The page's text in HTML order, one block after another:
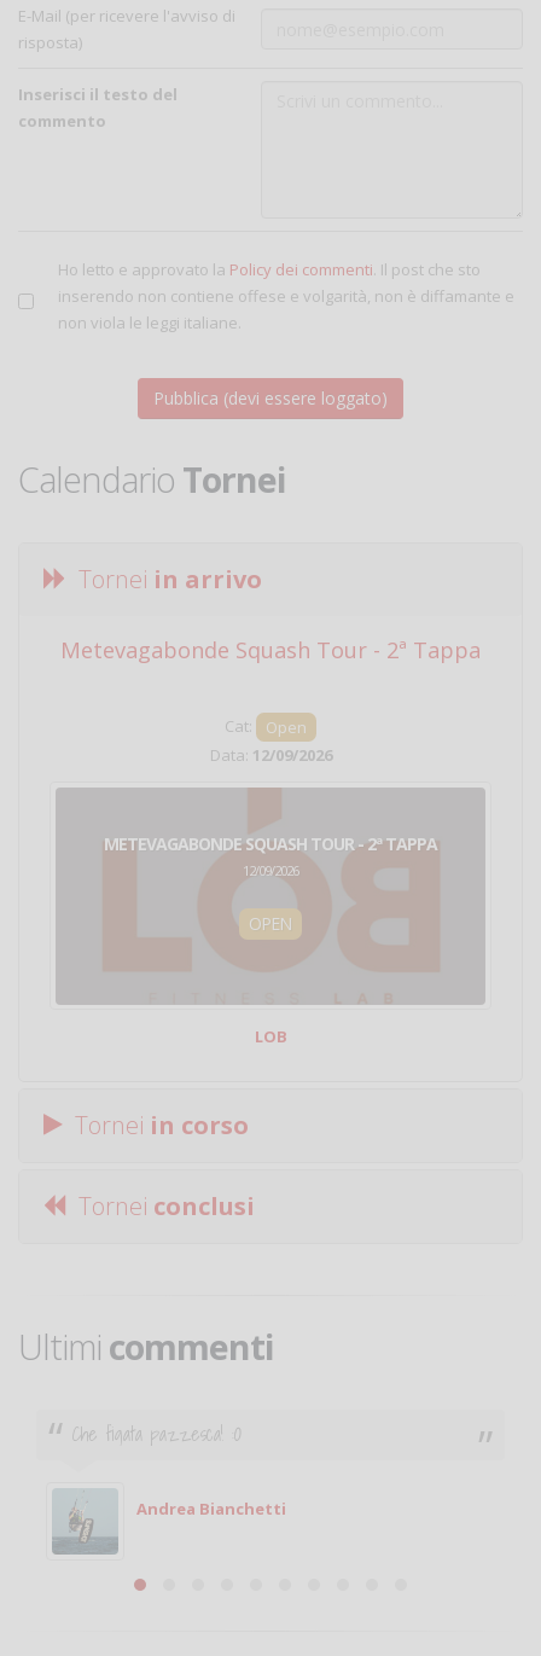
E-Mail (per ricevere l'avviso di
risposta)
Inserisci il testo del
commento
Ho letto e approvato la Policy dei commenti. Il post che sto
inserendo non contiene offese e volgarità, non è diffamante e
non viola le leggi italiane.
Calendario Tornei
Tornei in arrivo
Metevagabonde Squash Tour - 2ª Tappa
Cat:
Open
Data: 12/09/2026
METEVAGABONDE SQUASH TOUR - 2ª TAPPA
12/09/2026
OPEN
LOB
Tornei in corso
Tornei conclusi
Ultimi commenti
Ciao. Sono a Treviglio da poco e vorrei tornare a
Michele
Michele Miglionico